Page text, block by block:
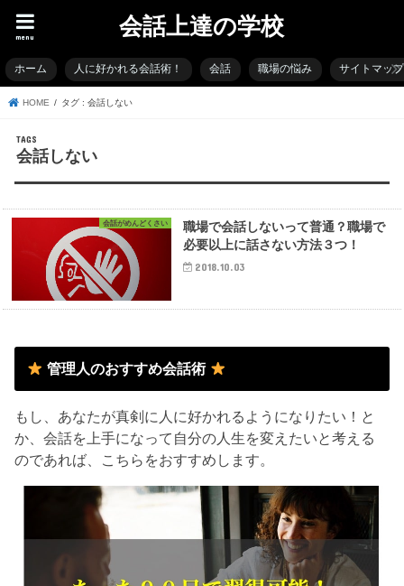
会話上達の学校
menu
ホーム 人に好かれる会話術！ 会話 職場の悩み サイトマップ
HOME タグ : 会話しない
会話しない
会話がめんどくさい
職場で会話しないって普通？職場で
必要以上に話さない方法３つ！
2018.10.03
管理人のおすすめ会話術
もし、あなたが真剣に人に好かれるようになりたい！と
か、会話を上手になって自分の人生を変えたいと考える
のであれば、こちらをおすすめします。